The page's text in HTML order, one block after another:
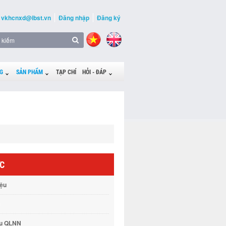
vkhcnxd@ibst.vn Đăng nhập Đăng ký
SẢN PHẨM TẠP CHÍ HỎI - ĐÁP
QLNN